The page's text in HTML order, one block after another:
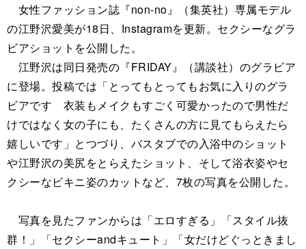
女性ファッション誌『non-no』（集英社）専属モデル
の江野沢愛美が18日、Instagramを更新。セクシーなグラ
ビアショットを公開した。
江野沢は同日発売の『FRIDAY』（講談社）のグラビア
に登場。投稿では「とってもとってもお気に入りのグラ
ビアです 衣装もメイクもすごく可愛かったので男性だ
けではなく女の子にも、たくさんの方に見てもらえたら
嬉しいです」とつづり、バスタブでの入浴中のショット
や江野沢の美尻をとらえたショット、そして浴衣姿やセ
クシーなビキニ姿のカットなど、7枚の写真を公開した。
写真を見たファンからは「エロすぎる」「スタイル抜
群！」「セクシーandキュート」「女だけどぐっときまし